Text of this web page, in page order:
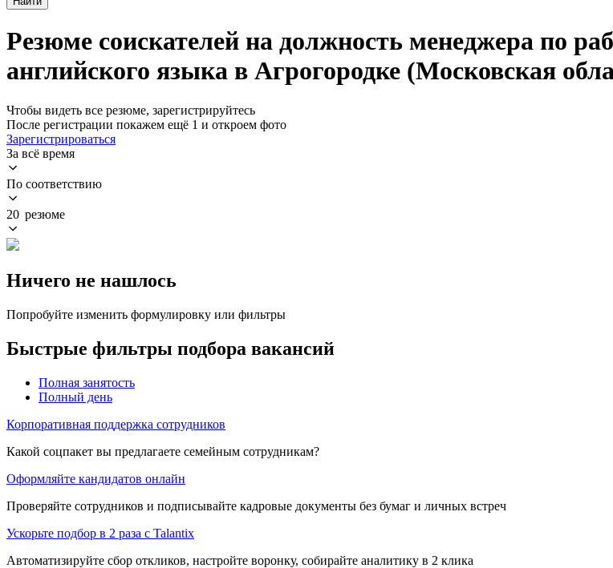
Резюме соискателей на должность менеджера по
английского языка в Агрогородке (Московская
Чтобы видеть все резюме, зарегистрируйтесь
После регистрации покажем ещё 1 и откроем фото
Зарегистрироваться
За всё время
По соответствию
20 резюме
Ничего не нашлось
Попробуйте изменить формулировку или фильтры
Быстрые фильтры подбора вакансий
Полная занятость
Полный день
Корпоративная поддержка сотрудников
Какой соцпакет вы предлагаете семейным сотрудникам?
Оформляйте кандидатов онлайн
Проверяйте сотрудников и подписывайте кадровые документы без бумаг и личных встреч
Ускорьте подбор в 2 раза с Talantix
Автоматизируйте сбор откликов, настройте воронку, собирайте аналитику в 2 клика